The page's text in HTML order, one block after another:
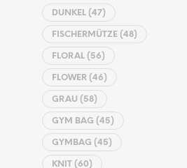
DUNKEL (47)
FISCHERMÜTZE (48)
FLORAL (56)
FLOWER (46)
GRAU (58)
GYM BAG (45)
GYMBAG (45)
KNIT (60)